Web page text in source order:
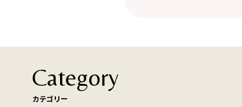
Category
カテゴリー